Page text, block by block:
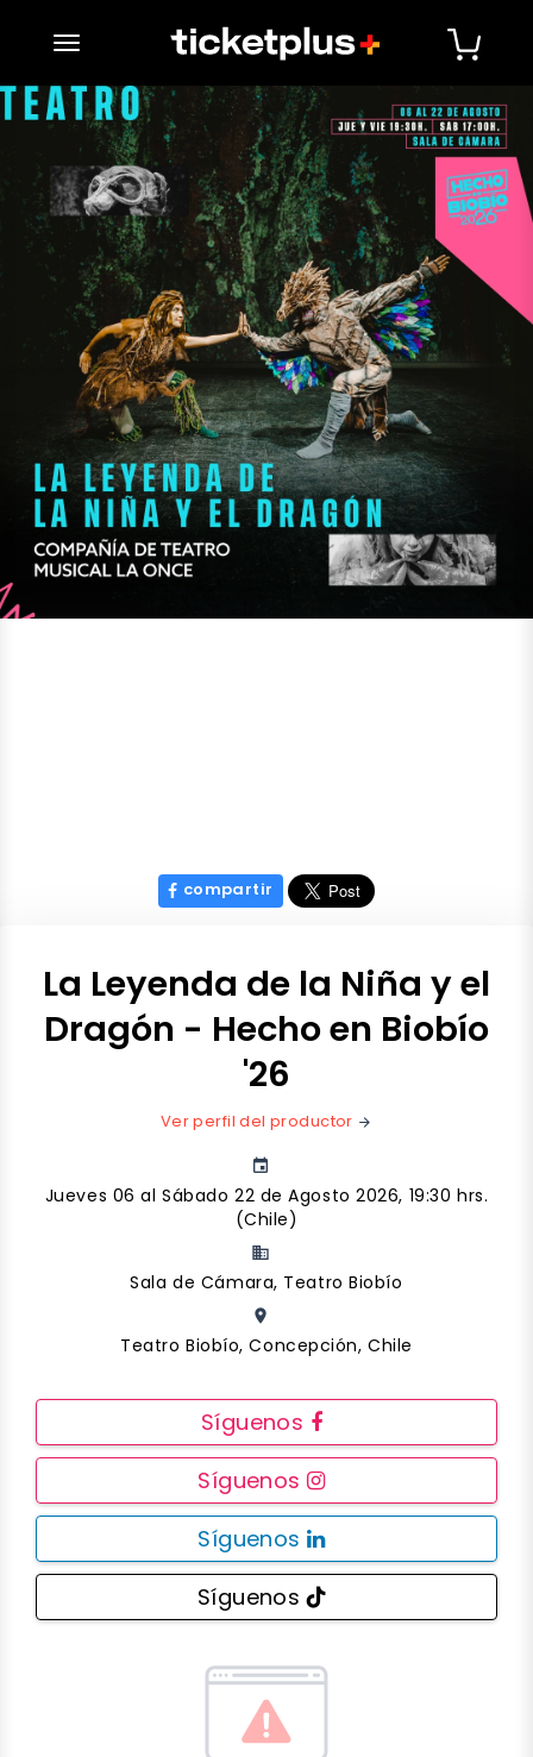
desplegar navegación
compartir
La Leyenda de la Niña y el
Dragón - Hecho en Biobío
'26
Ver perfil del productor arrow_forward
event
Jueves 06 al Sábado 22 de Agosto 2026, 19:30 hrs.
(Chile)
business
Sala de Cámara, Teatro Biobío
place
Teatro Biobío, Concepción, Chile
Síguenos
Síguenos
Síguenos
Síguenos